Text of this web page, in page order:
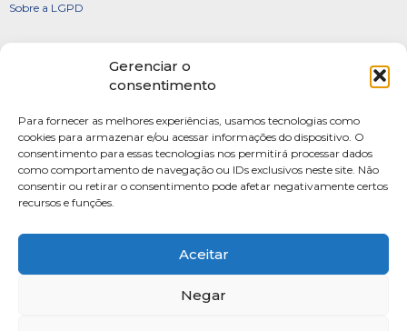
Gerenciar o
consentimento
Para fornecer as melhores experiências, usamos tecnologias como
cookies para armazenar e/ou acessar informações do dispositivo. O
consentimento para essas tecnologias nos permitirá processar dados
como comportamento de navegação ou IDs exclusivos neste site. Não
consentir ou retirar o consentimento pode afetar negativamente certos
recursos e funções.
Aceitar
Negar
Sobre a LGPD
Diretoria
FOTOS
Webmail
Artigos
Escritores do Sistema